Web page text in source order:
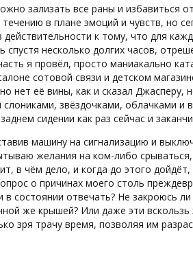
зализать все раны и избавиться
в плане эмоций и чувств, но
к тому, что для
несколько долгих часов,
я провёл, просто маниакально
сотовой связи и детском
нет её вины, как и сказал Джасперу,
звёздочками, облачками
сидении как раз сейчас и
машину на сигнализацию и
желания на ком-либо
в чём дело, и когда до этого
о причинах моего столь
состоянии отвечать? Не закроюсь
же крышей? Или даже эти
зря трачу время, позволяя им